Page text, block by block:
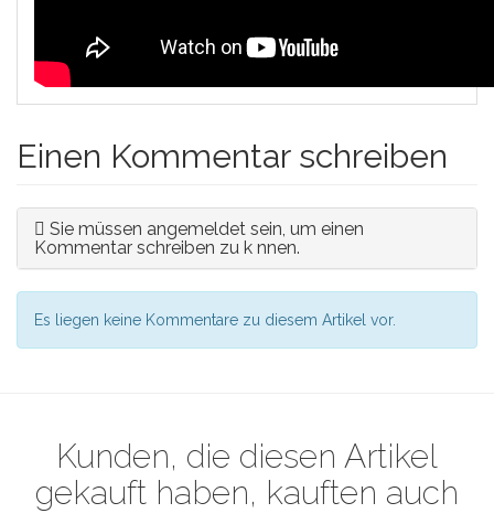
Einen Kommentar schreiben
Sie müssen angemeldet sein, um einen
Kommentar schreiben zu k nnen.
Es liegen keine Kommentare zu diesem Artikel vor.
Kunden, die diesen Artikel
gekauft haben, kauften auch